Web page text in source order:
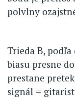
polvlny
Trieda B,
biasu presne
prestane
signál =